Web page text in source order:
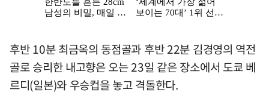
후반 10분 최금옥의 동점골과 후반 22분 김경영의 역전
골로 승리한 내고향은 오는 23일 같은 장소에서 도쿄 베
르디(일본)와 우승컵을 놓고 격돌한다.